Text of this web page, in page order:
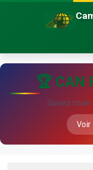
🏆 CAN
Suivez toute
Voir